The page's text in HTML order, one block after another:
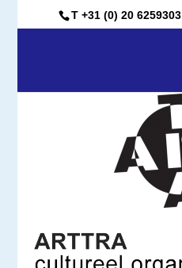
T +31 (0) 20 6259303